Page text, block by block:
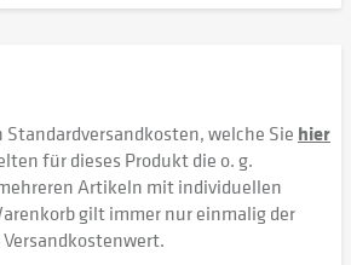
welche Sie hier
für dieses Produkt die o. g.
Artikeln mit individuellen
gilt immer nur einmalig der